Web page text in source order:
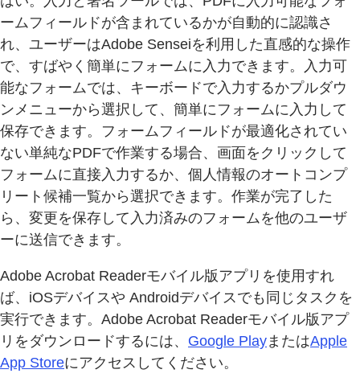
ームフィールドが含まれているかが自動的に認識さ
れ、ユーザーはAdobe Senseiを利用した直感的な操作
で、すばやく簡単にフォームに入力できます。入力可
能なフォームでは、キーボードで入力するかプルダウ
ンメニューから選択して、簡単にフォームに入力して
保存できます。フォームフィールドが最適化されてい
ない単純なPDFで作業する場合、画面をクリックして
フォームに直接入力するか、個人情報のオートコンプ
リート候補一覧から選択できます。作業が完了した
ら、変更を保存して入力済みのフォームを他のユーザ
ーに送信できます。
Adobe Acrobat Readerモバイル版アプリを使用すれ
ば、iOSデバイスや Androidデバイスでも同じタスクを
実行できます。Adobe Acrobat Readerモバイル版アプ
リをダウンロードするには、 Google PlayまたはApple
App Storeにアクセスしてください。